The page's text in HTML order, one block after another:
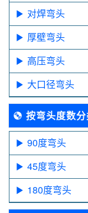
对焊弯头
厚壁弯头
高压弯头
大口径弯头
按弯头度数
90度弯头
45度弯头
180度弯头